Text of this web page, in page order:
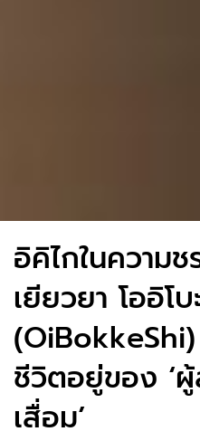
อิคิไกในความ
เยียวยา โออิโบ
ชีวิตอยู่ของ ‘
เสื่อม’